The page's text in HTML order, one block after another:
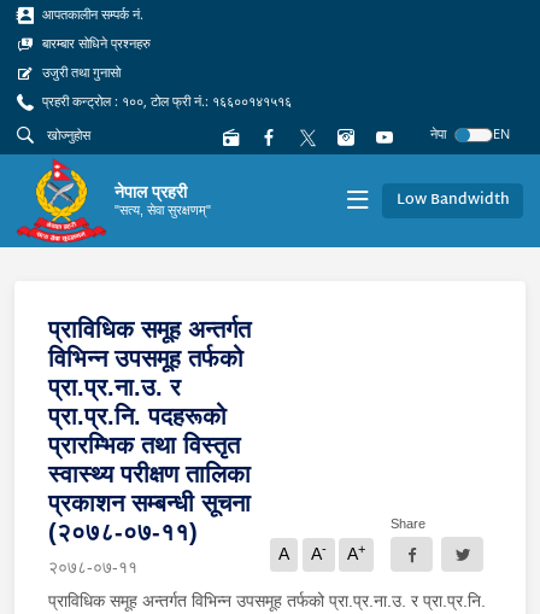
आपतकालीन सम्पर्क नं.
बारम्बार सोधिने प्रश्नहरु
उजुरी तथा गुनासो
प्रहरी कन्ट्रोल : १००, टोल फ्री नं.: १६६००१४१५१६
नेपा
EN
नेपाल प्रहरी
"सत्य, सेवा सुरक्षणम्" Low Bandwidth
प्राविधिक समूह अन्तर्गत
विभिन्न उपसमूह तर्फको
प्रा.प्र.ना.उ. र
प्रा.प्र.नि. पदहरूको
प्रारम्भिक तथा विस्तृत
स्वास्थ्य परीक्षण तालिका
प्रकाशन सम्बन्धी सूचना
(२०७८-०७-११)
२०७८-०७-११
A A- A+
Share
प्राविधिक समूह अन्तर्गत विभिन्न उपसमूह तर्फको प्रा.प्र.ना.उ. र प्रा.प्र.नि.